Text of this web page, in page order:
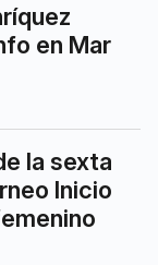
en Mar
la sexta
Inicio